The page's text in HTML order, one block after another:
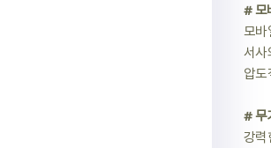
# 모
모바
서사
압
# 무
강력